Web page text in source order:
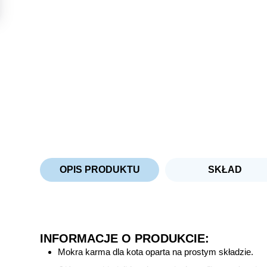
OPIS PRODUKTU SKŁAD
INFORMACJE O PRODUKCIE:
Mokra karma dla kota oparta na prostym składzie.